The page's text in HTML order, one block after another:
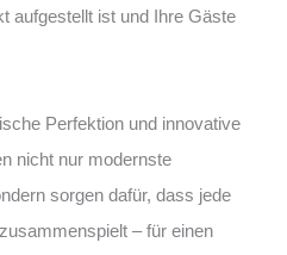
aufgestellt ist und Ihre Gäste
Perfektion und innovative
nicht nur modernste
sorgen dafür, dass jede
– für einen